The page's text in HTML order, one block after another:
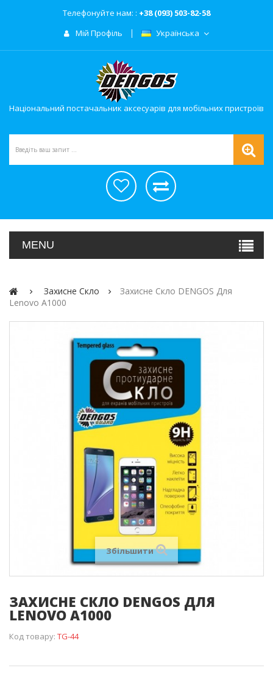
Телефонуйте нам: : +38 (093) 503-82-58
Мій Профіль
Українська
Національний постачальник аксесуарів для мобільних пристроїв
MENU
Захисне Скло
Захисне Скло DENGOS Для
Lenovo A1000
Збільшити
ЗАХИСНЕ СКЛО DENGOS ДЛЯ
LENOVO A1000
Код товару: TG-44